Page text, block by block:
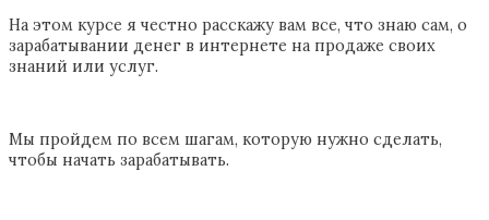
На этом курсе я честно расскажу вам все, что знаю сам, о
зарабатывании денег в интернете на продаже своих
знаний или услуг.
Мы пройдем по всем шагам, которую нужно сделать,
чтобы начать зарабатывать.